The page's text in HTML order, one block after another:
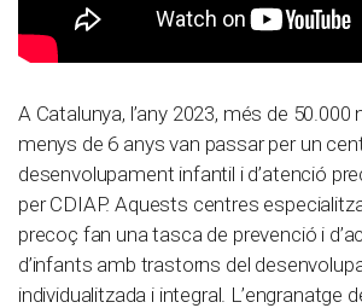
A Catalunya, l’any 2023, més de 50.000
menys de 6 anys van passar per un
desenvolupament infantil i d’atenció
per CDIAP. Aquests centres
precoç fan una tasca de prevenció i
d’infants amb trastorns del
individualitzada i integral. L’engranatge